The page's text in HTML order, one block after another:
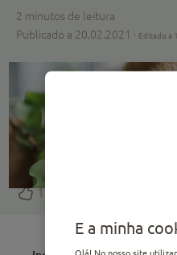
2 minutos de leitura
Publicado a 20.02.2021 · Editado a
1
E a minha